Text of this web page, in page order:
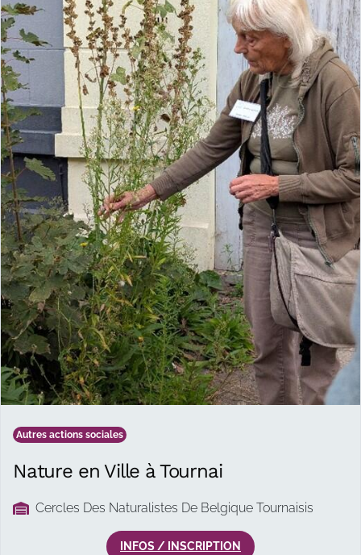
Autres actions sociales
Nature en Ville à Tournai
Cercles Des Naturalistes De Belgique Tournaisis
INFOS / INSCRIPTION